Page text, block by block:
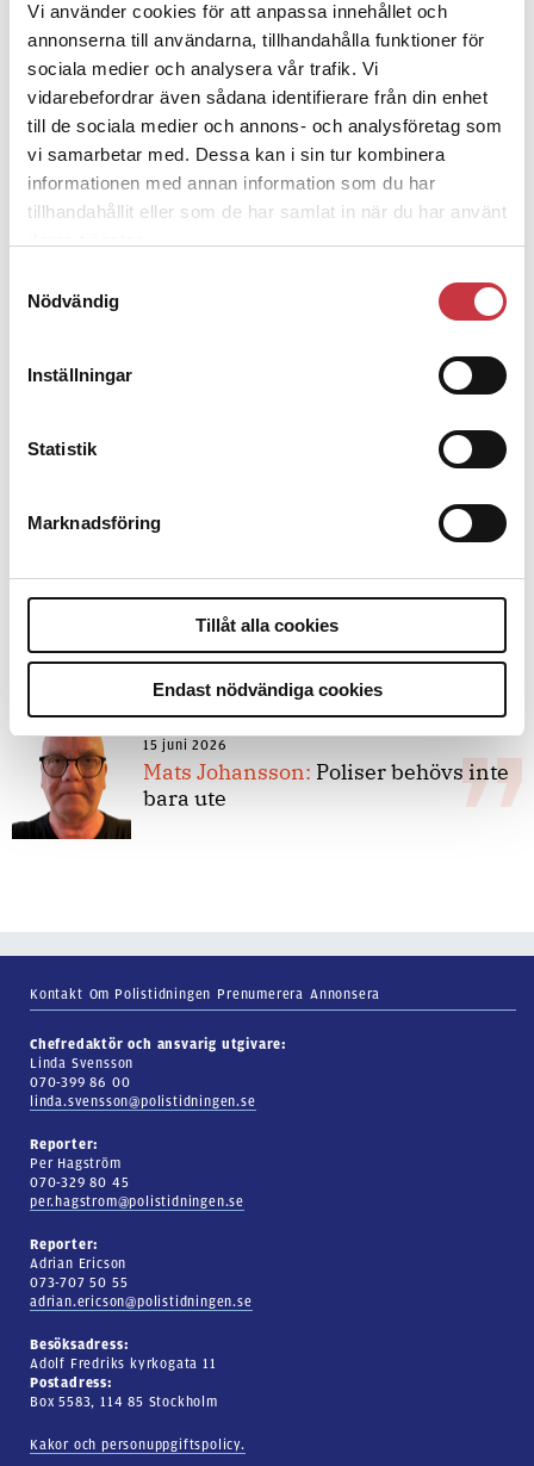
Vi använder cookies för att anpassa innehållet och
annonserna till användarna, tillhandahålla funktioner för
sociala medier och analysera vår trafik. Vi
vidarebefordrar även sådana identifierare från din enhet
till de sociala medier och annons- och analysföretag som
vi samarbetar med. Dessa kan i sin tur kombinera
informationen med annan information som du har
tillhandahållit eller som de har samlat in när du har använt
Nödvändig
Inställningar
Statistik
Marknadsföring
Tillåt alla cookies
Endast nödvändiga cookies
4 juni 2026
Polisregionen erkänner fel: ”Kommer
att rättas till”
bakbinder polisen
7 juli 2026
Debatt:Med för höga krav på evidens
kan polisen inte göra något alls
15 juni 2026
Mats Johansson: Poliser behövs inte
bara ute
Kontakt Om Polistidningen Prenumerera Annonsera
Chefredaktör och ansvarig utgivare:
Linda Svensson
070-399 86 00
linda.svensson@polistidningen.se
Reporter:
Per Hagström
070-329 80 45
per.hagstrom@polistidningen.se
Reporter:
Adrian Ericson
073-707 50 55
adrian.ericson@polistidningen.se
Besöksadress:
Adolf Fredriks kyrkogata 11
Postadress:
Box 5583, 114 85 Stockholm
Kakor och personuppgiftspolicy.